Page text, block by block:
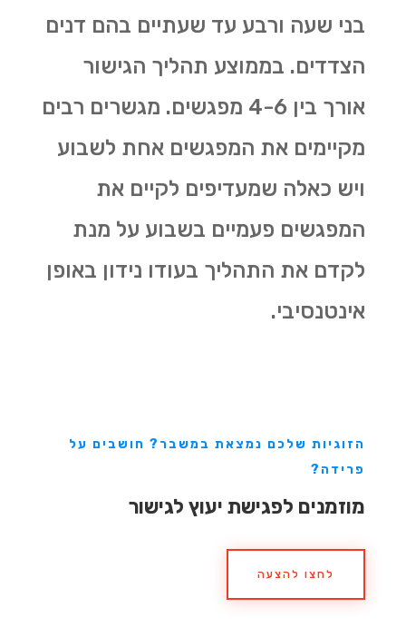
בני שעה ורבע עד שעתיים בהם דנים
הצדדים. בממוצע תהליך הגישור
אורך בין 4-6 מפגשים. מגשרים רבים
מקיימים את המפגשים אחת לשבוע
ויש כאלה שמעדיפים לקיים את
המפגשים פעמיים בשבוע על מנת
לקדם את התהליך בעודו נידון באופן
אינטנסיבי.
הזוגיות שלכם נמצאת במשבר? חושבים על
פרידה?
מוזמנים לפגישת יעוץ לגישור
לחצו להצעה